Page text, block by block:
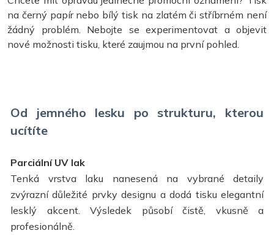
na černý papír nebo bílý tisk na zlatém či stříbrném není
žádný problém. Nebojte se experimentovat a objevit
nové možnosti tisku, které zaujmou na první pohled.
Od jemného lesku po strukturu, kterou
ucítíte
Parciální UV lak
Tenká vrstva laku nanesená na vybrané detaily
zvýrazní důležité prvky designu a dodá tisku elegantní
lesklý akcent. Výsledek působí čistě, vkusně a
profesionálně.